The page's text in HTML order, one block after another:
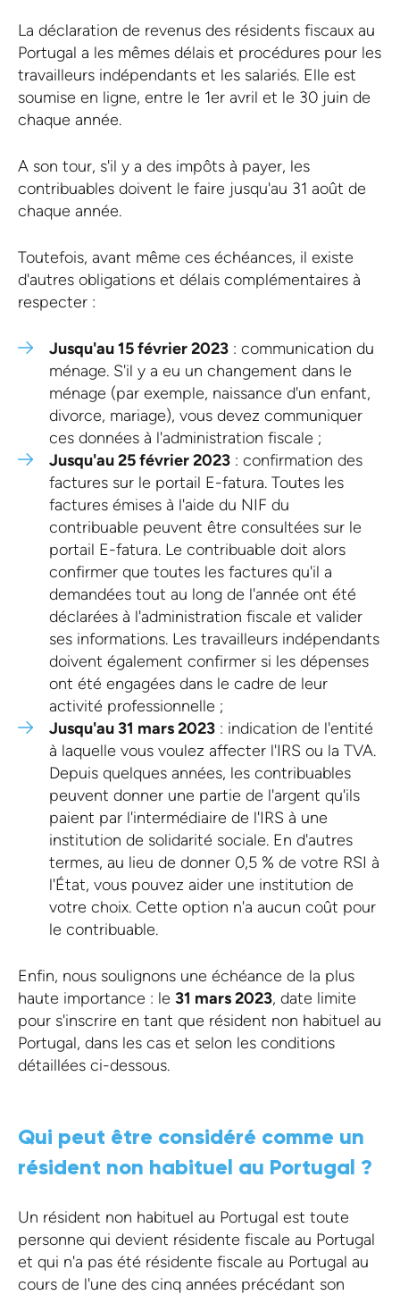
La déclaration de revenus des résidents fiscaux au
Portugal a les mêmes délais et procédures pour les
travailleurs indépendants et les salariés. Elle est
soumise en ligne, entre le 1er avril et le 30 juin de
chaque année.
A son tour, s'il y a des impôts à payer, les
contribuables doivent le faire jusqu'au 31 août de
chaque année.
Toutefois, avant même ces échéances, il existe
d'autres obligations et délais complémentaires à
respecter :
Jusqu'au 15 février 2023 : communication du
ménage. S'il y a eu un changement dans le
ménage (par exemple, naissance d'un enfant,
divorce, mariage), vous devez communiquer
ces données à l'administration fiscale ;
Jusqu'au 25 février 2023 : confirmation des
factures sur le portail E-fatura. Toutes les
factures émises à l'aide du NIF du
contribuable peuvent être consultées sur le
portail E-fatura. Le contribuable doit alors
confirmer que toutes les factures qu'il a
demandées tout au long de l'année ont été
déclarées à l'administration fiscale et valider
ses informations. Les travailleurs indépendants
doivent également confirmer si les dépenses
ont été engagées dans le cadre de leur
activité professionnelle ;
Jusqu'au 31 mars 2023 : indication de l'entité
à laquelle vous voulez affecter l'IRS ou la TVA.
Depuis quelques années, les contribuables
peuvent donner une partie de l'argent qu'ils
paient par l'intermédiaire de l'IRS à une
institution de solidarité sociale. En d'autres
termes, au lieu de donner 0,5 % de votre RSI à
l'État, vous pouvez aider une institution de
votre choix. Cette option n'a aucun coût pour
le contribuable.
Enfin, nous soulignons une échéance de la plus
haute importance : le 31 mars 2023, date limite
pour s'inscrire en tant que résident non habituel au
Portugal, dans les cas et selon les conditions
détaillées ci-dessous.
Qui peut être considéré comme un
résident non habituel au Portugal ?
Un résident non habituel au Portugal est toute
personne qui devient résidente fiscale au Portugal
et qui n'a pas été résidente fiscale au Portugal au
cours de l'une des cinq années précédant son